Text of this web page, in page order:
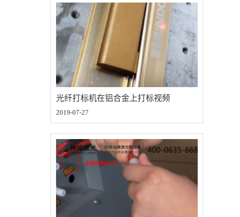
光纤打标机在铝合金上打标视频
2019-07-27